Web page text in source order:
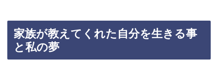
家族が教えてくれた自分を生きる事
と私の夢